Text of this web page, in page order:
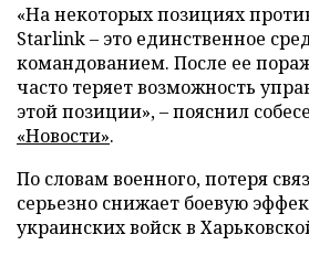
«На некоторых позициях
Starlink – это единственное
командованием. После ее
часто теряет возможность
этой позиции», – пояснил
«Новости».
По словам военного, потеря
серьезно снижает боевую
украинских войск в